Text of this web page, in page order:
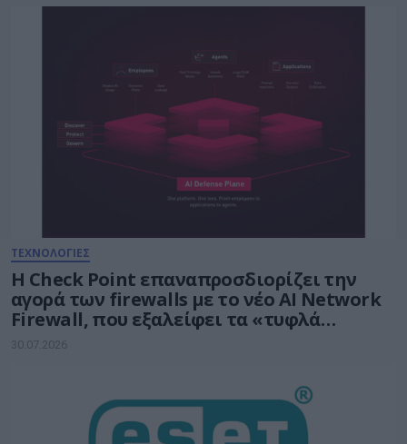
ΤΕΧΝΟΛΟΓΙΕΣ
Η Check Point επαναπροσδιορίζει την
αγορά των firewalls με το νέο AI Network
Firewall, που εξαλείφει τα «τυφλά
σημεία» της Τεχνητής Νοημοσύνης σε
30.07.2026